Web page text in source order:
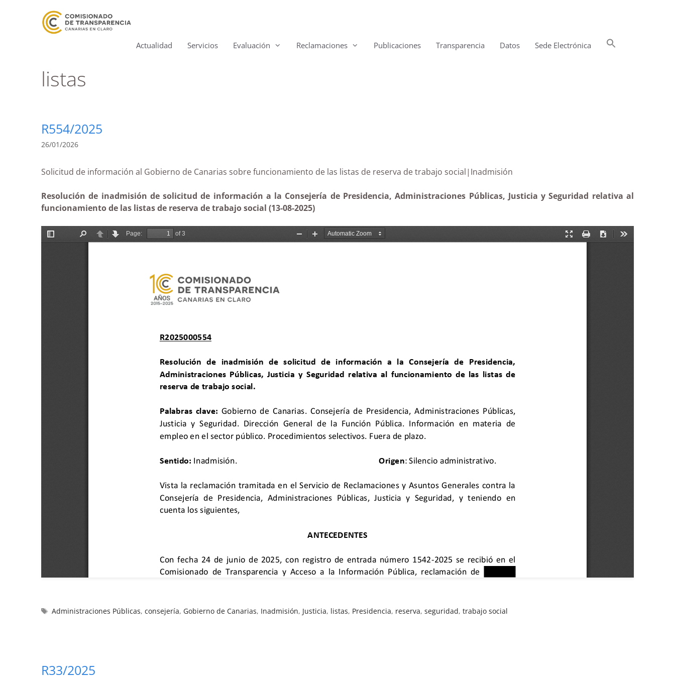
Actualidad Servicios Evaluación Reclamaciones Publicaciones Transparencia Datos Sede Electrónica
listas
R554/2025
26/01/2026
Solicitud de información al Gobierno de Canarias sobre funcionamiento de las listas de reserva de trabajo social|Inadmisión
Resolución de inadmisión de solicitud de información a la Consejería de Presidencia, Administraciones Públicas, Justicia y Seguridad relativa al
funcionamiento de las listas de reserva de trabajo social (13-08-2025)
Administraciones Públicas,consejería, Gobierno de Canarias, Inadmisión, Justicia, listas, Presidencia, reserva,seguridad,trabajo social
R33/2025